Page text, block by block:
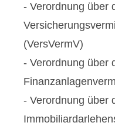
- Verordnung über
(VersVermV)
- Verordnung über
- Verordnung über